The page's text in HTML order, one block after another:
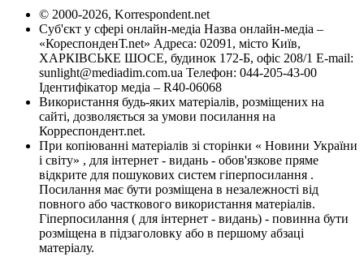
© 2000-2026, Korrespondent.net
Суб'єкт у сфері онлайн-медіа Назва онлайн-медіа –
«КореспонденТ.net» Адреса: 02091, місто Київ,
ХАРКІВСЬКЕ ШОСЕ, будинок 172-Б, офіс 208/1 E-mail:
sunlight@mediadim.com.ua Телефон: 044-205-43-00
Ідентифікатор медіа – R40-06068
Використання будь-яких матеріалів, розміщених на
сайті, дозволяється за умови посилання на
Корреспондент.net.
При копіюванні матеріалів зі сторінки « Новини України
і світу» , для інтернет - видань - обов'язкове пряме
відкрите для пошукових систем гіперпосилання .
Посилання має бути розміщена в незалежності від
повного або часткового використання матеріалів.
Гіперпосилання ( для інтернет - видань) - повинна бути
розміщена в підзаголовку або в першому абзаці
матеріалу.